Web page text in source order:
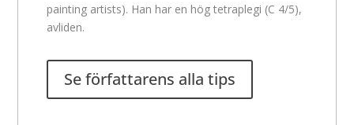
painting artists). Han har en hög tetraplegi (C 4/5),
avliden.
Se författarens alla tips